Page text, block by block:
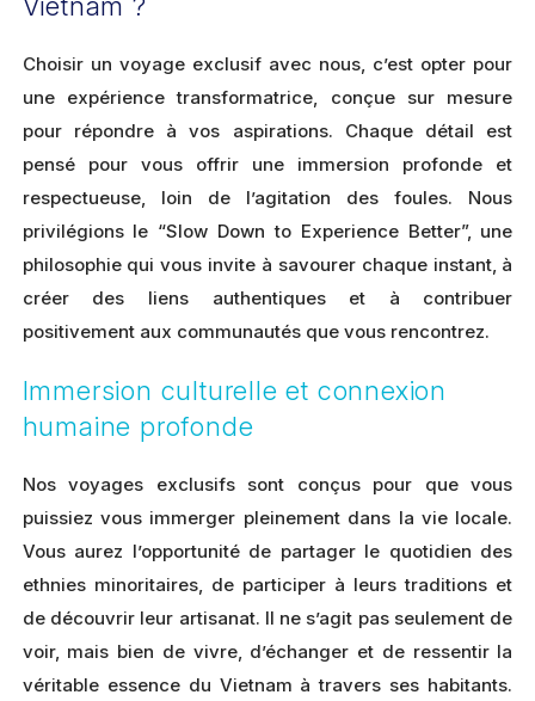
Vietnam ?
Choisir un voyage exclusif avec nous, c’est opter pour
une expérience transformatrice, conçue sur mesure
pour répondre à vos aspirations. Chaque détail est
pensé pour vous offrir une immersion profonde et
respectueuse, loin de l’agitation des foules. Nous
privilégions le “Slow Down to Experience Better”, une
philosophie qui vous invite à savourer chaque instant, à
créer des liens authentiques et à contribuer
positivement aux communautés que vous rencontrez.
Immersion culturelle et connexion
humaine profonde
Nos voyages exclusifs sont conçus pour que vous
puissiez vous immerger pleinement dans la vie locale.
Vous aurez l’opportunité de partager le quotidien des
ethnies minoritaires, de participer à leurs traditions et
de découvrir leur artisanat. Il ne s’agit pas seulement de
voir, mais bien de vivre, d’échanger et de ressentir la
véritable essence du Vietnam à travers ses habitants.